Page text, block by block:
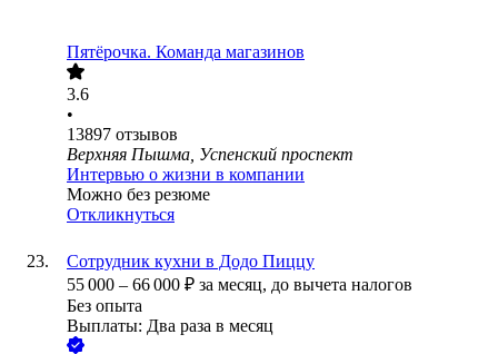
Пятёрочка. Команда магазинов
3.6
•
13897 отзывов
Верхняя Пышма, Успенский проспект
Интервью о жизни в компании
Можно без резюме
Откликнуться
Сотрудник кухни в Додо Пиццу
55 000 – 66 000 ₽ за месяц, до вычета налогов
Без опыта
Выплаты: Два раза в месяц